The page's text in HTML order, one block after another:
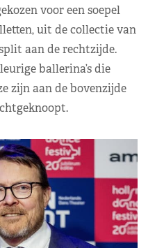
voor een soepel
uit de collectie van
aan de rechtzijde.
ballerina’s die
zijn aan de bovenzijde